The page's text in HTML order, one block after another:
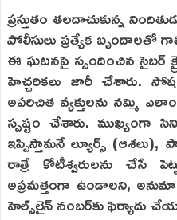
ప్రస్తుతం తలదాచుకున్న
పోలీసులు ప్రత్యేక బృందాలతో
ఈ ఘటనపై స్పందించిన సైబర్
హెచ్చరికలు జారీ
అపరిచిత వ్యక్తులను నమ్మి
స్పష్టం చేశారు.
ఇప్పిస్తామనే ల్యూర్స్
రాత్రే కోటీశ్వరులను చేసే
అప్రమత్తంగా ఉండాలని,
హెల్ప్‌లైన్ నంబర్‌కు ఫిర్యాదు